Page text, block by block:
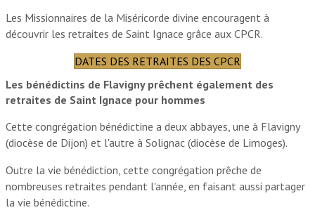
Les Missionnaires de la Miséricorde divine encouragent à
découvrir les retraites de Saint Ignace grâce aux CPCR.
DATES DES RETRAITES DES CPCR
Les bénédictins de Flavigny prêchent également des
retraites de Saint Ignace pour hommes
Cette congrégation bénédictine a deux abbayes, une à Flavigny
(diocèse de Dijon) et l'autre à Solignac (diocèse de Limoges).
Outre la vie bénédiction, cette congrégation prêche de
nombreuses retraites pendant l'année, en faisant aussi partager
la vie bénédictine.